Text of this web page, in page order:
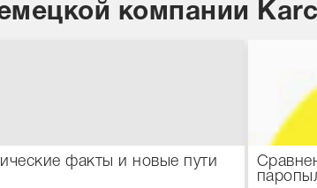
компании
факты и новые пути